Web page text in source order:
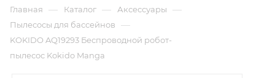
Главная — Каталог — Аксессуары —
Пылесосы для бассейнов —
KOKIDO AQ19293 Беспроводной робот-
пылесоc Kokido Manga